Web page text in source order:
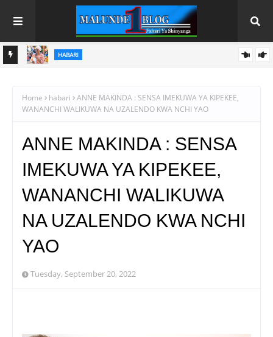
HABARI SHINYANGA
Home habari
ANNE MAKINDA : SENSA IMEKUWA YA KIPEKEE,
WANANCHI WALIKUWA NA UZALENDO KWA NCHI YAO
ANNE MAKINDA : SENSA
IMEKUWA YA KIPEKEE,
WANANCHI WALIKUWA
NA UZALENDO KWA NCHI
YAO
Tuesday, September 20, 2022